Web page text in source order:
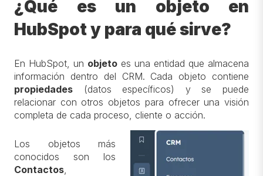
¿Qué es un objeto en
HubSpot y para qué sirve?
En HubSpot, un objeto es una entidad que almacena
información dentro del CRM. Cada objeto contiene
propiedades (datos específicos) y se puede
relacionar con otros objetos para ofrecer una visión
completa de cada proceso, cliente o acción.
Los objetos más
conocidos son los
Contactos,